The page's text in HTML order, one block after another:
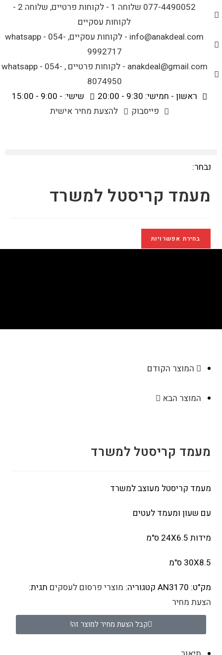
077-4490052 שלוחה 1 - לקוחות פרטיים, שלוחה 2 -
לקוחות עסקיים
info@anakdeal.com - לקוחות עסקיים, whatsapp - 054-
9992717
anakdeal@gmail.com - לקוחות פרטיים , whatsapp - 054-
8074950
ראשון - חמישי: 9:30 - 20:00
שישי: - 9:00 - 15:00
פייסבוק
להצעת מחיר אישית
נבחר:
מעמד קריסטל למשרד
בחירת אפשרויות
המוצר הקודם
המוצר הבא
מעמד קריסטל למשרד
מעמד קריסטל מעוצב למשרד
עם שעון ומעמד לעטים
מידות 24X6.5 ס"מ
30X8.5 ס"מ
מק"ט:AN3170קטגוריה:מוצרי פרסום לעסקים תגית:
הצעת מחיר
קבל הצעת מחיר למוצר זה!